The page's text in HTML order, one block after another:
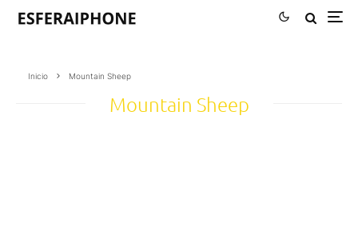
Inicio Mountain Sheep
Mountain Sheep